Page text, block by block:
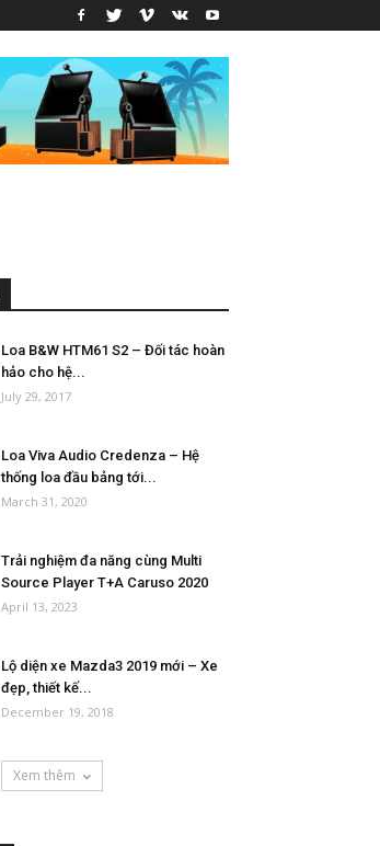
Loa B&W HTM61 S2 – Đối tác hoàn
hảo cho hệ...
July 29, 2017
Loa Viva Audio Credenza – Hệ
thống loa đầu bảng tới...
March 31, 2020
Trải nghiệm đa năng cùng Multi
Source Player T+A Caruso 2020
April 13, 2023
Lộ diện xe Mazda3 2019 mới – Xe
đẹp, thiết kế...
December 19, 2018
Xem thêm